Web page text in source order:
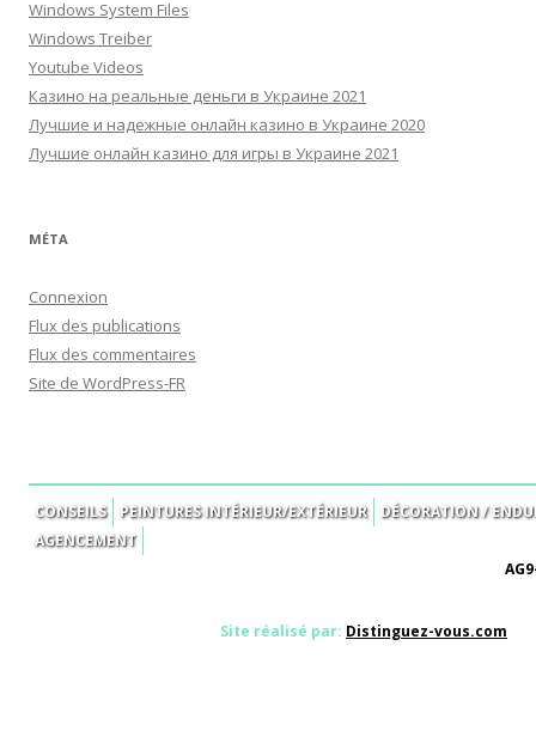
Windows System Files
Windows Treiber
Youtube Videos
Казино на реальные деньги в Украине 2021
Лучшие и надежные онлайн казино в Украине 2020
Лучшие онлайн казино для игры в Украине 2021
MÉTA
Connexion
Flux des publications
Flux des commentaires
Site de WordPress-FR
CONSEILS PEINTURES INTÉRIEUR/EXTÉRIEUR
DÉCORATION /
AGENCEMENT
Site réalisé par: Distinguez-vous.com